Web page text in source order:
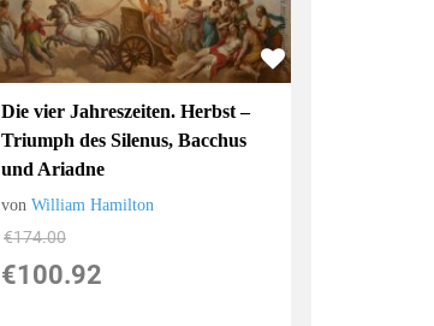
Die vier Jahreszeiten. Herbst –
Triumph des Silenus, Bacchus
und Ariadne
vonWilliam Hamilton
€174.00
€100.92